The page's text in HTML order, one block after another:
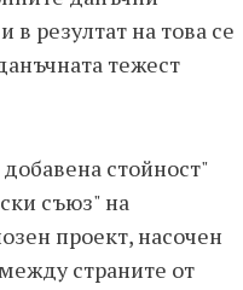
резултат на това се
тежест
стойност"
съюз" на
проект, насочен
страните от